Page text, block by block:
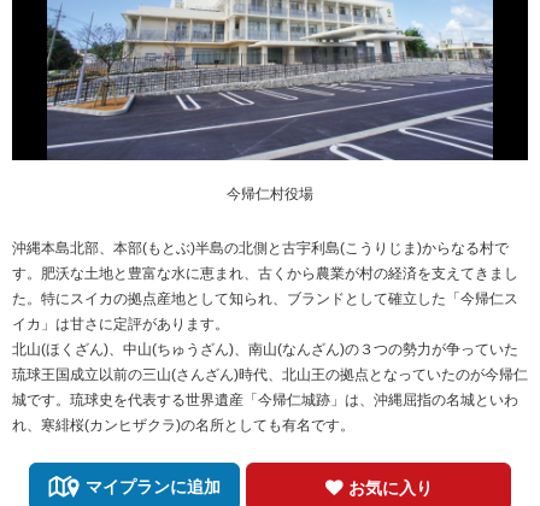
今帰仁村役場
沖縄本島北部、本部(もとぶ)半島の北側と古宇利島(こうりじま)からなる村で
す。肥沃な土地と豊富な水に恵まれ、古くから農業が村の経済を支えてきまし
た。特にスイカの拠点産地として知られ、ブランドとして確立した「今帰仁ス
イカ」は甘さに定評があります。
北山(ほくざん)、中山(ちゅうざん)、南山(なんざん)の３つの勢力が争っていた
琉球王国成立以前の三山(さんざん)時代、北山王の拠点となっていたのが今帰仁
城です。琉球史を代表する世界遺産「今帰仁城跡」は、沖縄屈指の名城といわ
れ、寒緋桜(カンヒザクラ)の名所としても有名です。
マイプランに追加 お気に入り